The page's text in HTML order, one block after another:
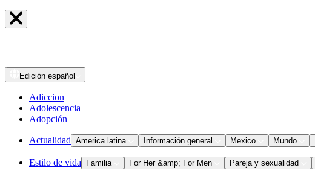
Edición español
Adiccion
Adolescencia
Adopción
Actualidad America latina Información general Mexico Mundo
Estilo de vida Familia For Her &amp; For Men Pareja y sexualidad